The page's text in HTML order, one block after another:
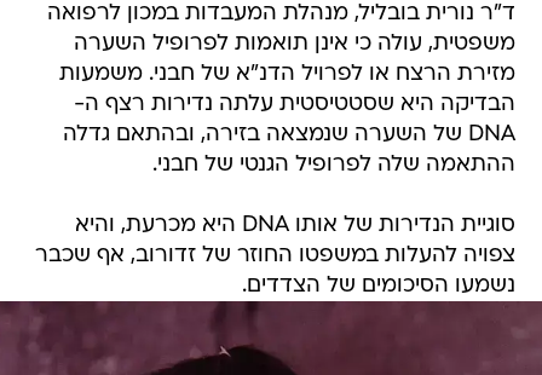
ד"ר נורית בובליל, מנהלת המעבדות במכון לרפואה
משפטית, עולה כי אינן תואמות לפרופיל השערה
מזירת הרצח או לפרויל הדנ"א של חבני. משמעות
הבדיקה היא שסטטיסטית עלתה נדירות רצף ה-
DNA של השערה שנמצאה בזירה, ובהתאם גדלה
ההתאמה שלה לפרופיל הגנטי של חבני.
סוגיית הנדירות של אותו DNA היא מכרעת, והיא
צפויה להעלות במשפטו החוזר של זדורוב, אף שכבר
נשמעו הסיכומים של הצדדים.